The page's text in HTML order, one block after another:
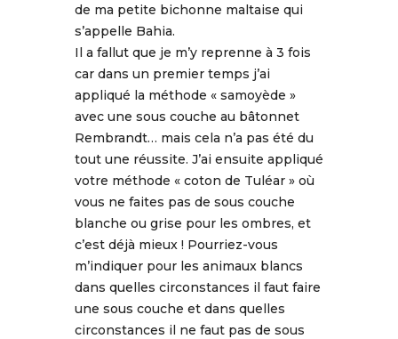
de ma petite bichonne maltaise qui
s’appelle Bahia.
Il a fallut que je m’y reprenne à 3 fois
car dans un premier temps j’ai
appliqué la méthode « samoyède »
avec une sous couche au bâtonnet
Rembrandt… mais cela n’a pas été du
tout une réussite. J’ai ensuite appliqué
votre méthode « coton de Tuléar » où
vous ne faites pas de sous couche
blanche ou grise pour les ombres, et
c’est déjà mieux ! Pourriez-vous
m’indiquer pour les animaux blancs
dans quelles circonstances il faut faire
une sous couche et dans quelles
circonstances il ne faut pas de sous